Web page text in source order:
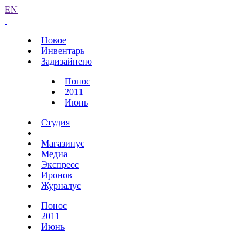
EN
Новое
Инвентарь
Задизайнено
Понос
2011
Июнь
Студия
Магазинус
Медиа
Экспресс
Иронов
Журналус
Понос
2011
Июнь